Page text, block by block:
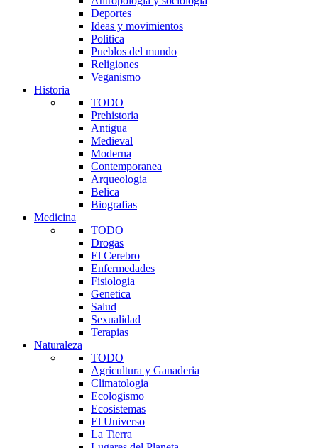
Deportes
Ideas y movimientos
Politica
Pueblos del mundo
Religiones
Veganismo
Historia
TODO
Prehistoria
Antigua
Medieval
Moderna
Contemporanea
Arqueologia
Belica
Biografias
Medicina
TODO
Drogas
El Cerebro
Enfermedades
Fisiologia
Genetica
Salud
Sexualidad
Terapias
Naturaleza
TODO
Agricultura y Ganaderia
Climatologia
Ecologismo
Ecosistemas
El Universo
La Tierra